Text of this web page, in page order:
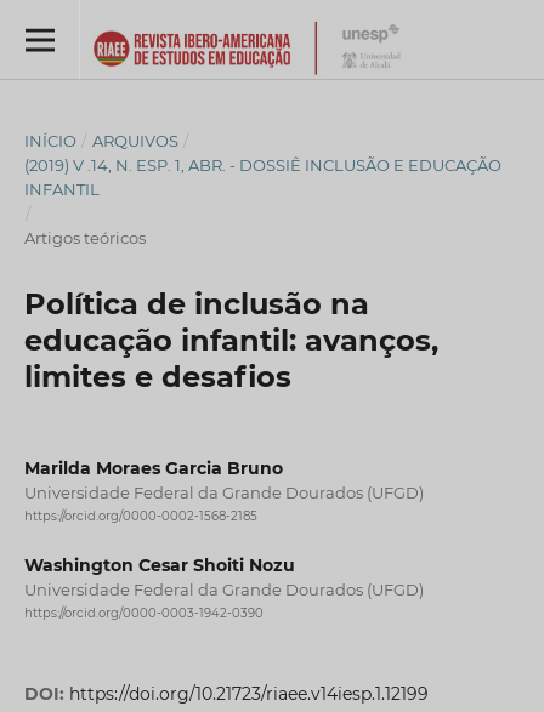
INÍCIO / ARQUIVOS /
(2019) V .14, N. ESP. 1, ABR. - DOSSIÊ INCLUSÃO E EDUCAÇÃO
INFANTIL
/
Artigos teóricos
Política de inclusão na
educação infantil: avanços,
limites e desafios
Marilda Moraes Garcia Bruno
Universidade Federal da Grande Dourados (UFGD)
https://orcid.org/0000-0002-1568-2185
Washington Cesar Shoiti Nozu
Universidade Federal da Grande Dourados (UFGD)
https://orcid.org/0000-0003-1942-0390
DOI: https://doi.org/10.21723/riaee.v14iesp.1.12199